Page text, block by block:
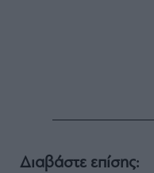
Διαβάστε επίσης: